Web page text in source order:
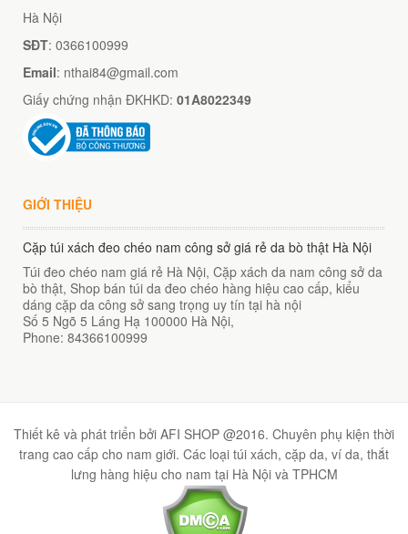
Hà Nội
SĐT: 0366100999
Email: nthai84@gmail.com
Giấy chứng nhận ĐKHKD: 01A8022349
GIỚI THIỆU
Cặp túi xách đeo chéo nam công sở giá rẻ da bò thật Hà Nội
Túi đeo chéo nam giá rẻ Hà Nội, Cặp xách da nam công sở da
bò thật, Shop bán túi da đeo chéo hàng hiệu cao cấp, kiểu
dáng cặp da công sở sang trọng uy tín tại hà nội
Số 5 Ngõ 5 Láng Hạ 100000 Hà Nội,
Phone: 84366100999
Thiết kê và phát triển bởi AFI SHOP @2016. Chuyên phụ kiện thời
trang cao cấp cho nam giới. Các loại túi xách, cặp da, ví da, thắt
lưng hàng hiệu cho nam tại Hà Nội và TPHCM